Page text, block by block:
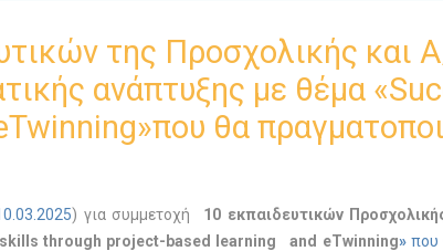
της Προσχολικής και
ανάπτυξης με θέμα
θα
) για συμμετοχή 10 εκπαιδευτικών
through project-based learning and eTwinning» που